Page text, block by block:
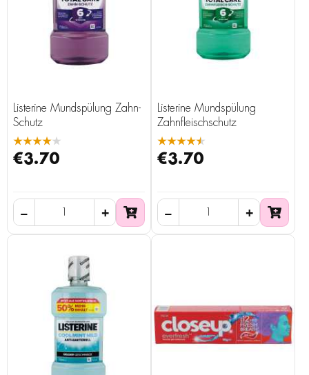
Listerine Mundspülung Zahn-
Schutz
★★★★★
€3.70
Listerine Mundspülung
Zahnfleischschutz
★★★★★
€3.70